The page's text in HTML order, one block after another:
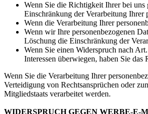
Wenn Sie die Richtigkeit Ihrer bei uns
Einschränkung der Verarbeitung Ihrer
Wenn die Verarbeitung Ihrer
Wenn wir Ihre personenbezogenen
Löschung die Einschränkung der
Wenn Sie einen Widerspruch nach
Interessen überwiegen, haben Sie
Wenn Sie die Verarbeitung Ihrer
Verteidigung von Rechtsansprüchen oder
Mitgliedstaats verarbeitet werden.
WIDERSPRUCH GEGEN WERBE-E-